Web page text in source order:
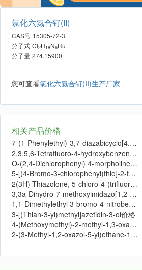
氯化六氨合钌(II)
CAS号 15305-72-3
分子式 Cl2H18N6Ru
分子量 274.15900
您可查看氯化六氨合钌(II)生产厂家
相关产品价格
7-(1-Phenylethyl)-3,7-diazabicyclo[4.2.0]octane价格
2,3,5,6-Tetrafluoro-4-hydroxybenzeneacetic acid价格
O-(2,4-Dichlorophenyl) 4-morpholinecarbothioate价格
5-[(4-Bromo-3-chlorophenyl)thio]-2-thiazolamine价格
2(3H)-Thiazolone, 5-chloro-4-(trifluoromethyl)价格
3,3a-Dihydro-7-methoxyimidazo[1,2-a]quinoxaline价格
1,1-Dimethylethyl 3-bromo-4-nitrobenzeneacetate价格
3-[(Thian-3-yl)methyl]azetidin-3-ol价格
4-(Methoxymethyl)-2-methyl-1,3-oxazinane价格
2-(3-Methyl-1,2-oxazol-5-yl)ethane-1-sulfonyl fluoride价格